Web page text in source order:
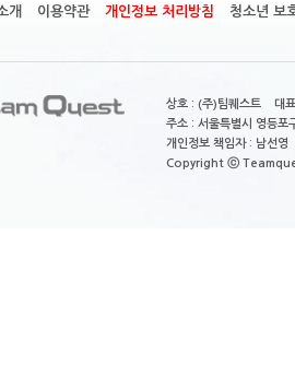
개 이용약관 개인정보 처리방침 청소년 보
상호 : (주)팀퀘스트 대
주소 : 서울특별시 영등
개인정보 책임자 : 남
Copyright ⓒ